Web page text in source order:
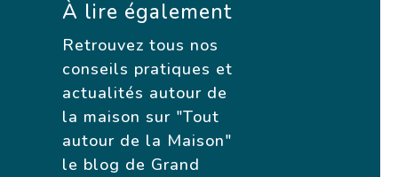
À lire également
Retrouvez tous nos
conseils pratiques et
actualités autour de
la maison sur "Tout
autour de la Maison"
le blog de Grand